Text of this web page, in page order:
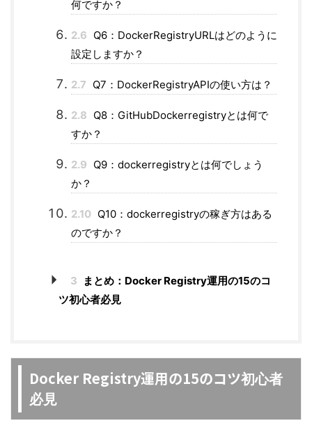
何ですか？
2.6 Q6：DockerRegistryURLはどのように
設定しますか？
2.7 Q7：DockerRegistryAPIの使い方は？
2.8 Q8：GitHubDockerregistryとは何で
すか？
2.9 Q9：dockerregistryとは何でしょう
か？
2.10 Q10：dockerregistryの稼ぎ方はある
のですか？
3 まとめ：Docker Registry運用の15のコ
ツ初心者必見
Docker Registry運用の15のコツ初心者
必見